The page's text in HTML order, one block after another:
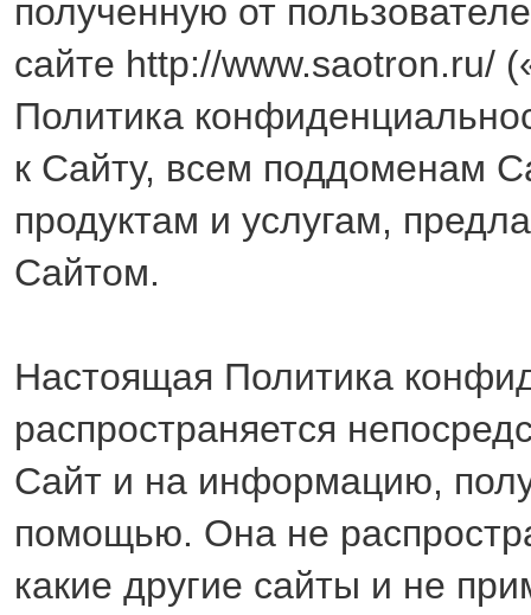
полученную от
сайте http://www.saotron.ru/
Политика
к Сайту, всем поддоменам
продуктам и услугам,
Сайтом.
Настоящая Политика
распространяется
Сайт и на информацию,
помощью. Она не
какие другие сайты и не